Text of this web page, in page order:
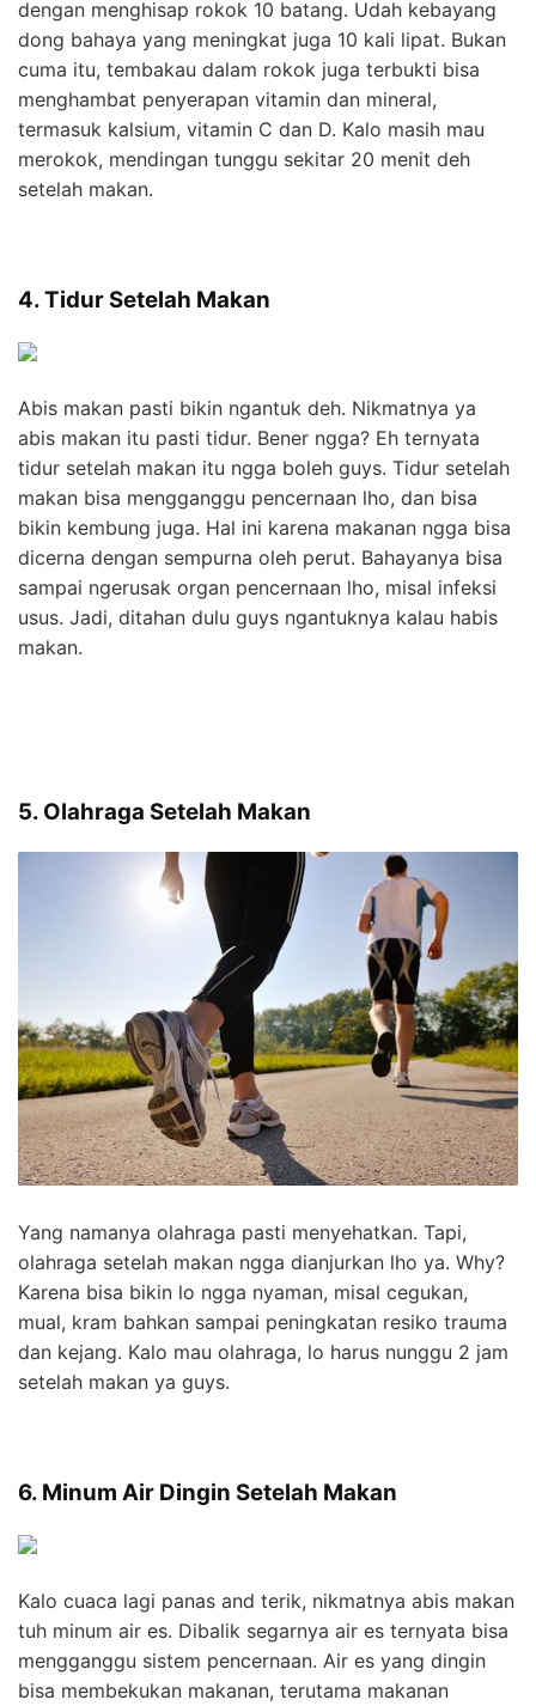
dengan menghisap rokok 10 batang. Udah kebayang
dong bahaya yang meningkat juga 10 kali lipat. Bukan
cuma itu, tembakau dalam rokok juga terbukti bisa
menghambat penyerapan vitamin dan mineral,
termasuk kalsium, vitamin C dan D. Kalo masih mau
merokok, mendingan tunggu sekitar 20 menit deh
setelah makan.
4. Tidur Setelah Makan
Abis makan pasti bikin ngantuk deh. Nikmatnya ya
abis makan itu pasti tidur. Bener ngga? Eh ternyata
tidur setelah makan itu ngga boleh guys. Tidur setelah
makan bisa mengganggu pencernaan lho, dan bisa
bikin kembung juga. Hal ini karena makanan ngga bisa
dicerna dengan sempurna oleh perut. Bahayanya bisa
sampai ngerusak organ pencernaan lho, misal infeksi
usus. Jadi, ditahan dulu guys ngantuknya kalau habis
makan.
5. Olahraga Setelah Makan
Yang namanya olahraga pasti menyehatkan. Tapi,
olahraga setelah makan ngga dianjurkan lho ya. Why?
Karena bisa bikin lo ngga nyaman, misal cegukan,
mual, kram bahkan sampai peningkatan resiko trauma
dan kejang. Kalo mau olahraga, lo harus nunggu 2 jam
setelah makan ya guys.
6. Minum Air Dingin Setelah Makan
Kalo cuaca lagi panas and terik, nikmatnya abis makan
tuh minum air es. Dibalik segarnya air es ternyata bisa
mengganggu sistem pencernaan. Air es yang dingin
bisa membekukan makanan, terutama makanan